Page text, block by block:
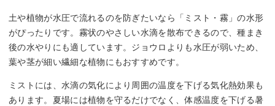
土や植物が水圧で流れるのを防ぎたいなら「ミスト・霧」の水形
がぴったりです。霧状のやさしい水滴を散布できるので、種まき
後の水やりにも適しています。ジョウロよりも水圧が弱いため、
葉や茎が細い繊細な植物にもおすすめです。
ミストには、水滴の気化により周囲の温度を下げる気化熱効果も
あります。夏場には植物を守るだけでなく、体感温度を下げる暑